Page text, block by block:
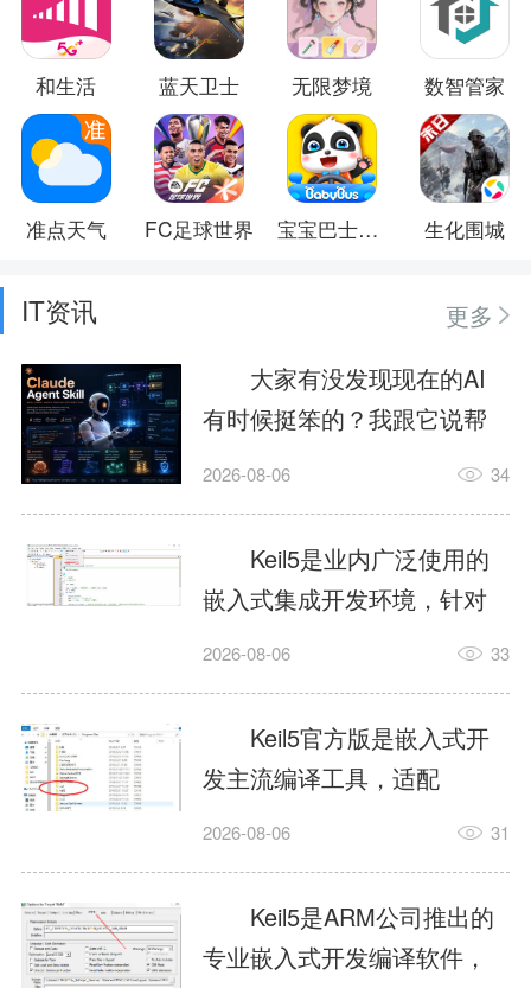
和生活 蓝天卫士 无限梦境 数智管家
准点天气 FC足球世界 宝宝巴士大全 生化围城
IT资讯
更多
大家有没发现现在的AI
有时候挺笨的？我跟它说帮
我订个明天早上的闹钟，它
这样？因为AI，就是个只会
耍嘴皮子的书呆子。它脑子
里有海量知识，但没有真正
激发出来实力。而
AgentSkill，就是给AI大脑装
上的一双机械手，它真的能
解决很多问题。1什么是
AgentSkillSkill指...
2026-08-06 34
Keil5是业内广泛使用的
嵌入式集成开发环境，针对
ARM、51内核单片机提供编
力，代码编译稳定，调试工
具成熟，大量开源项目基于
该平台开发。新项目需要单
独下载对应芯片支持包，新
手配置难度较高，正版商业
授权费用不菲，未授权版本
存在程序容量限制，适合硬
2026-08-06 33
Keil5官方版是嵌入式开
发主流编译工具，适配
STM32、51单片机等多款芯
在线调试、代码仿真，兼容
众多厂商芯片安装包。软件
需要手动添加器件库，初次
2026-08-06 31
Keil5是ARM公司推出的
专业嵌入式开发编译软件，